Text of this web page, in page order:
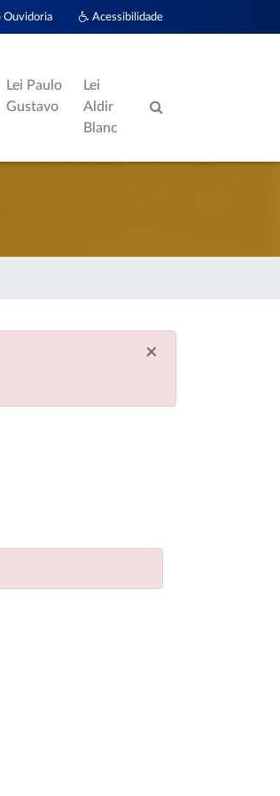
Acessibilidade
Ouvidoria
Lei Paulo
Gustavo
Lei
Aldir
Blanc
×